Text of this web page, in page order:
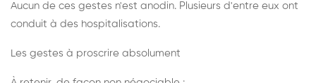
Aucun de ces gestes n'est anodin. Plusieurs d'entre eux ont
conduit à des hospitalisations.
Les gestes à proscrire absolument